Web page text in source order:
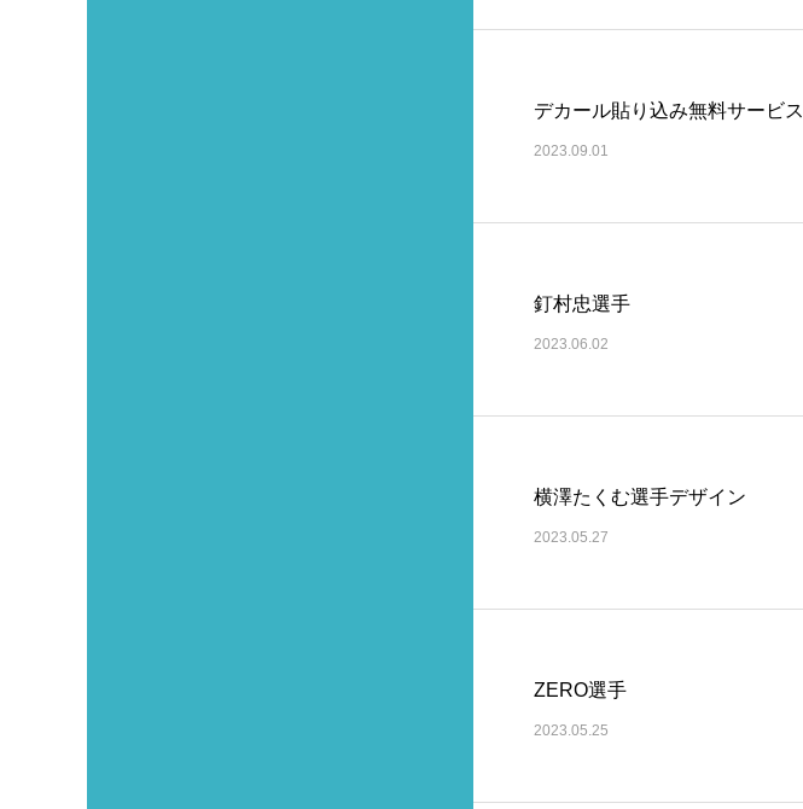
デカール貼り込み無料サービス
2023.09.01
釘村忠選手
2023.06.02
横澤たくむ選手デザイン
2023.05.27
ZERO選手
2023.05.25